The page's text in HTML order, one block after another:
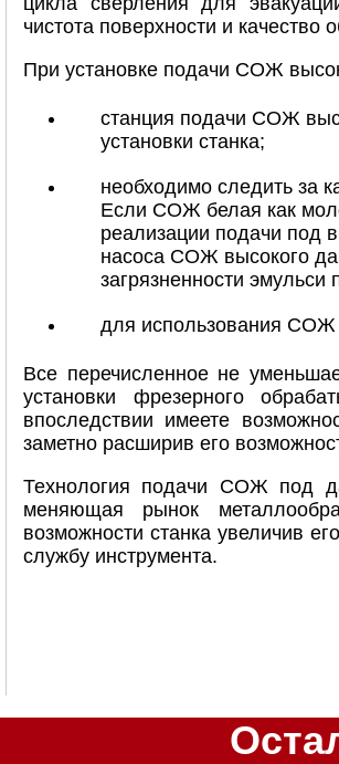
чистота поверхности и качество
При установке подачи СОЖ
станция подачи СОЖ
установки станка;
необходимо следить за
Если СОЖ белая как
реализации подачи под
насоса СОЖ высокого
загрязненности
для использования СОЖ
Все перечисленное не
установки фрезерного
впоследствии имеете
заметно расширив его
Технология подачи СОЖ под
меняющая рынок
возможности станка увеличив
службу инструмента.